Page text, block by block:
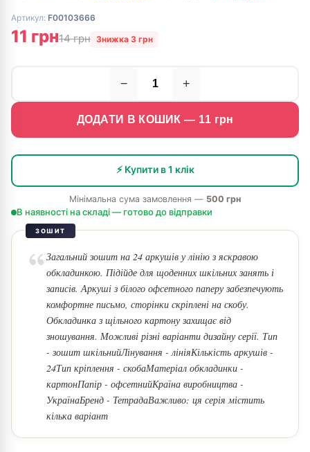
Артикул: F00103666
11 грн14 грн Знижка 3 грн
− +
ДОДАТИ В КОШИК — 11 грн
⚡ Купити в 1 клік
Мінімальна сума замовлення — 500 грн
В наявності на складі — готово до відправки
ЗОШИТ
Загальний зошит на 24 аркушів у лінію з яскравою
обкладинкою. Підійде для щоденних шкільних занять і
записів. Аркуші з білого офсетного паперу забезпечують
комфортне письмо, сторінки скріплені на скобу.
Обкладинка з щільного картону захищає від
зношування. Можливі різні варіанти дизайну серії. Тип
- зошит шкільнийЛінування - лініяКількість аркушів -
24Тип кріплення - скобаМатеріал обкладинки -
картонПапір - офсетнийКраїна виробництва -
УкраїнаБренд - ТетрадаВажливо: ця серія містить
кілька варіант